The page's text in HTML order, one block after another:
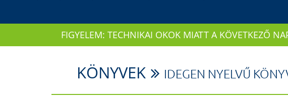
FIGYELEM: TECHNIKAI OKOK MIATT A KÖVETKEZŐ
KÖNYVEK IDEGEN NYELVŰ